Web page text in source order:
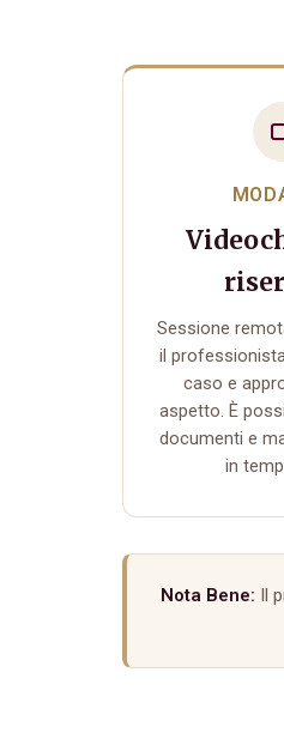
Sessione
il
caso e
aspetto. È
documenti e
in
Nota Bene: Il